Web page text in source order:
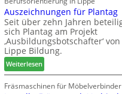
t
i
m
e
n
t
u
m
T
r
e
f
f
e
r
t
i
n
:
N
e
u
Auszeichnungen für Plantag
Seit über zehn Jahren
sich Plantag am Projekt
‚Ausbildungsbotschafter‘ von
Lippe Bildung.
Weiterlesen:
A
u
Fräsmaschinen für Möbelverbinder